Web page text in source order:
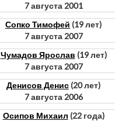
7 августа 2001
Сопко Тимофей (19 лет)
7 августа 2007
Чумадов Ярослав (19 лет)
7 августа 2007
Денисов Денис (20 лет)
7 августа 2006
Осипов Михаил (22 года)